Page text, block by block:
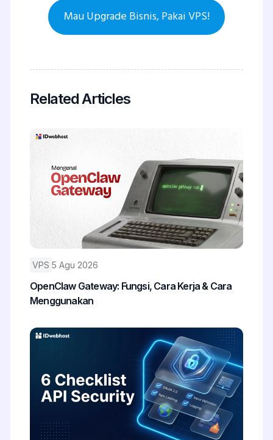
Mau Upgrade Bisnis, Pakai VPS!
Related Articles
VPS 5 Agu 2026
OpenClaw Gateway: Fungsi, Cara Kerja & Cara
Menggunakan